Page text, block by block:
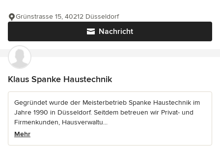
Nachricht
Grünstrasse 15, 40212 Düsseldorf
Klaus Spanke Haustechnik
Gegründet wurde der Meisterbetrieb Spanke Haustechnik im
Jahre 1990 in Düsseldorf. Seitdem betreuen wir Privat- und
Firmenkunden, Hausverwaltu...
Mehr